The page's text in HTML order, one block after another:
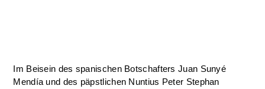
Im Beisein des spanischen Botschafters Juan Sunyé
Mendía und des päpstlichen Nuntius Peter Stephan